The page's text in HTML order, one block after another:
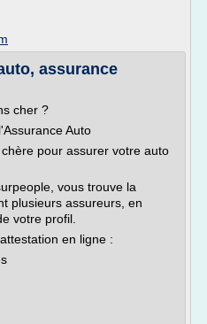
assurance
cher ?
Auto
pour assurer votre auto
vous trouve la
plusieurs assureurs, en
votre profil.
en ligne :